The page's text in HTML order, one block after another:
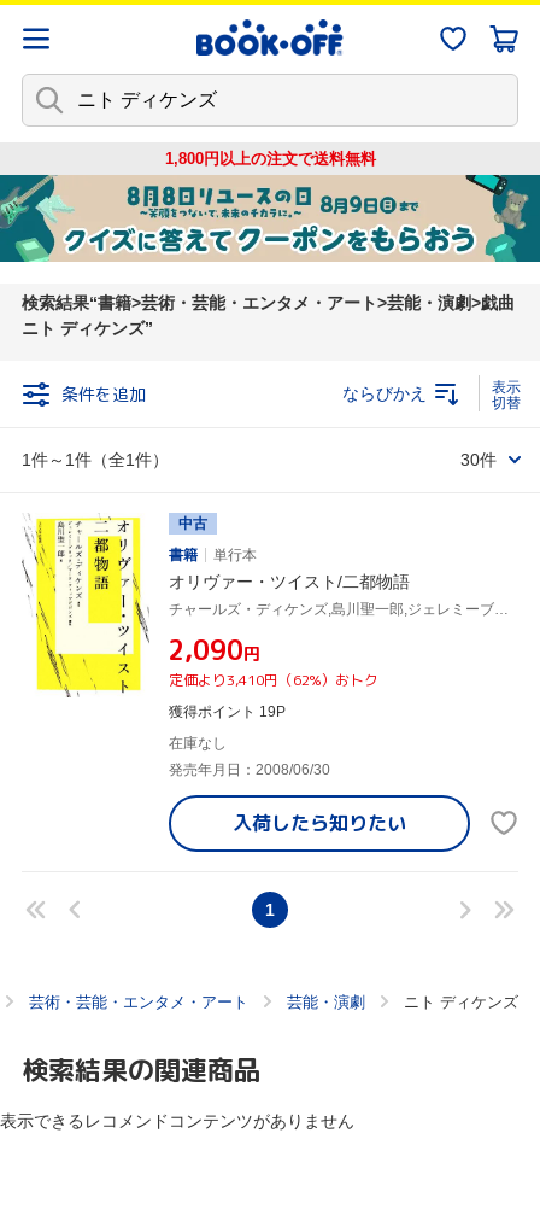
1,800円以上の注文で送料無料
検索結果 書籍>芸術・芸能・エンタメ・アート>芸能・演劇>戯曲
ニト ディケンズ
条件を追加
1件～1件（全1件）
ならびかえ
30件
中古
書籍
単行本
オリヴァー・ツイスト/二都物語
チャールズ・ディケンズ,島川聖一郎,ジェレミーブロック,マークフィッツギボンズ
¥2,090円
定価より3,410円（62%）おトク
獲得ポイント 19P
在庫なし
発売年月日：2008/06/30
入荷したら知りたい
1
芸術・芸能・エンタメ・アート 芸能・演劇 ニト ディケンズ
検索結果の関連商品
表示できるレコメンドコンテンツがありません